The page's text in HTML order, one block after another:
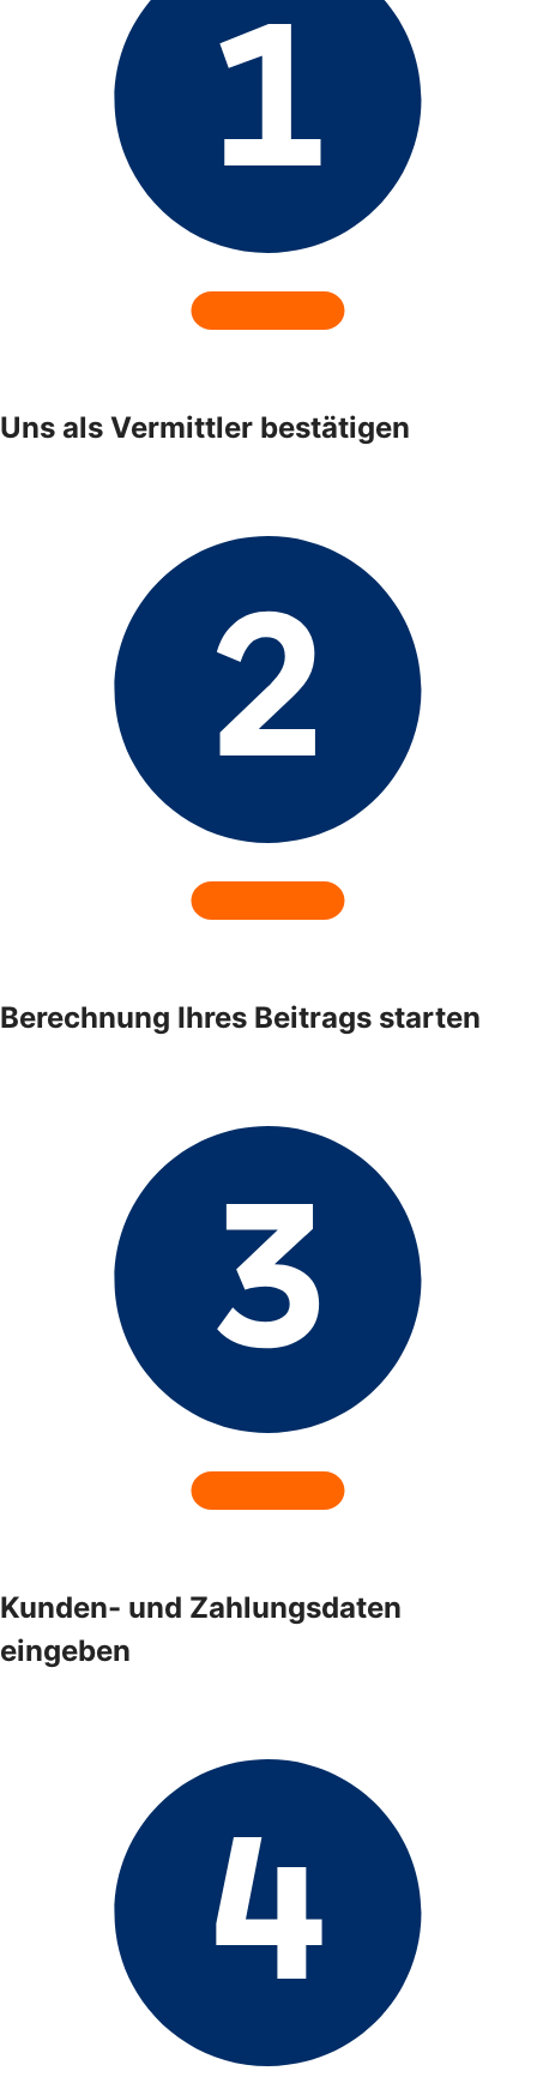
Uns als Vermittler bestätigen
Berechnung Ihres Beitrags starten
Kunden- und Zahlungsdaten
eingeben